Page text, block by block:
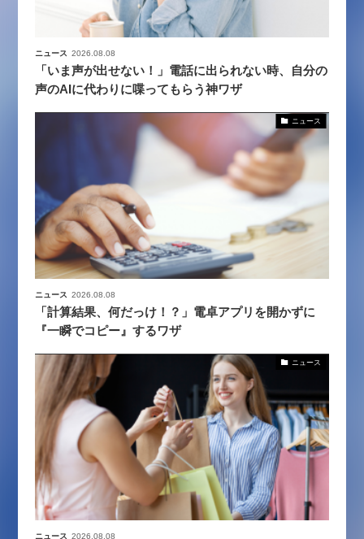
ニュース 2026.08.08
「いま声が出せない！」電話に出られない時、自分の
声のAIに代わりに喋ってもらう神ワザ
ニュース
ニュース 2026.08.08
「計算結果、何だっけ！？」電卓アプリを開かずに
『一瞬でコピー』するワザ
ニュース
ニュース 2026.08.08